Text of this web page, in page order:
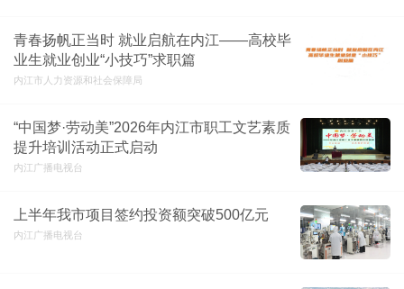
青春扬帆正当时 就业启航在内江——高校毕
业生就业创业“小技巧”求职篇
内江市人力资源和社会保障局
“中国梦·劳动美”2026年内江市职工文艺素质
提升培训活动正式启动
内江广播电视台
上半年我市项目签约投资额突破500亿元
内江广播电视台